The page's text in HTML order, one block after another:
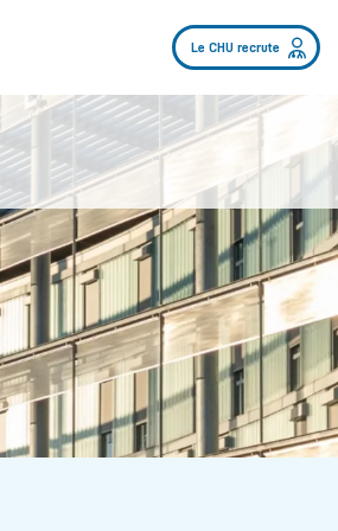
Le CHU recrute